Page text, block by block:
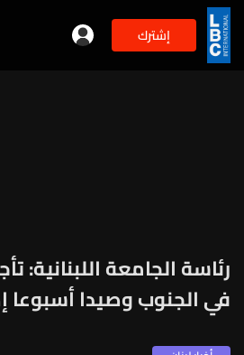
إشترك
رئاسة الجامعة اللبنانية:
في الجنوب وصيدا أسبوعا